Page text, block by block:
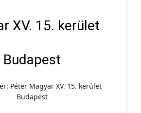
XV. 15. kerület
Budapest
Péter Magyar XV. 15. kerület
Budapest